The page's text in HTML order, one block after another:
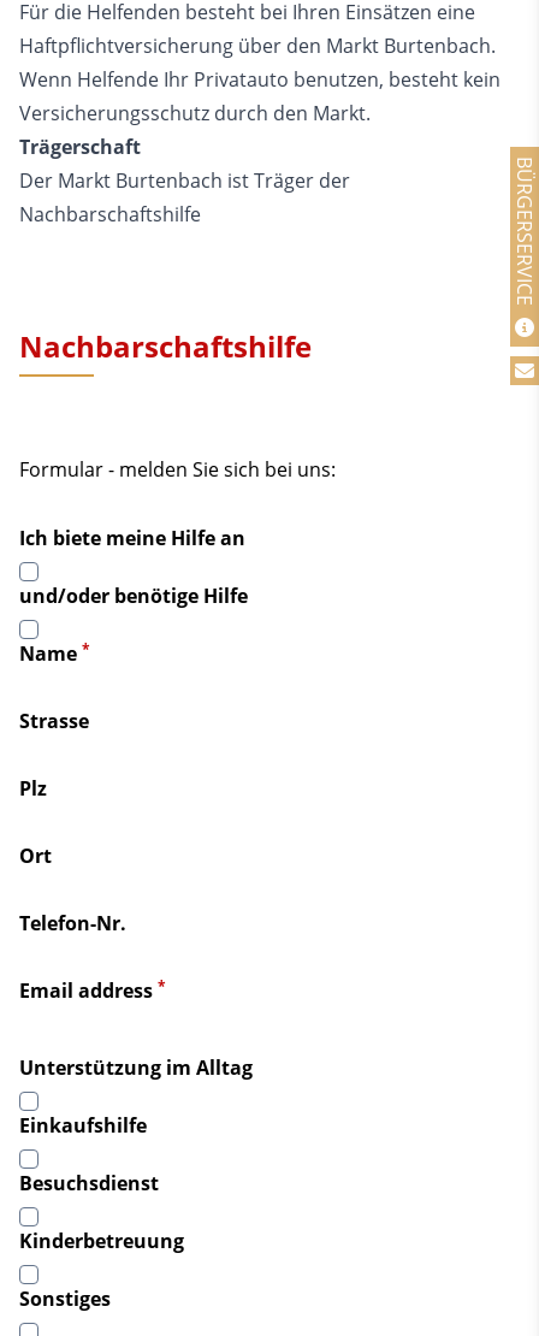
BÜRGERSERVICE
Für die Helfenden besteht bei Ihren Einsätzen eine
Haftpflichtversicherung über den Markt Burtenbach.
Wenn Helfende Ihr Privatauto benutzen, besteht kein
Versicherungsschutz durch den Markt.
Trägerschaft
Der Markt Burtenbach ist Träger der
Nachbarschaftshilfe
Nachbarschaftshilfe
Formular - melden Sie sich bei uns:
Ich biete meine Hilfe an
und/oder benötige Hilfe
Name *
Strasse
Plz
Ort
Telefon-Nr.
Email address *
Unterstützung im Alltag
Einkaufshilfe
Besuchsdienst
Kinderbetreuung
Sonstiges